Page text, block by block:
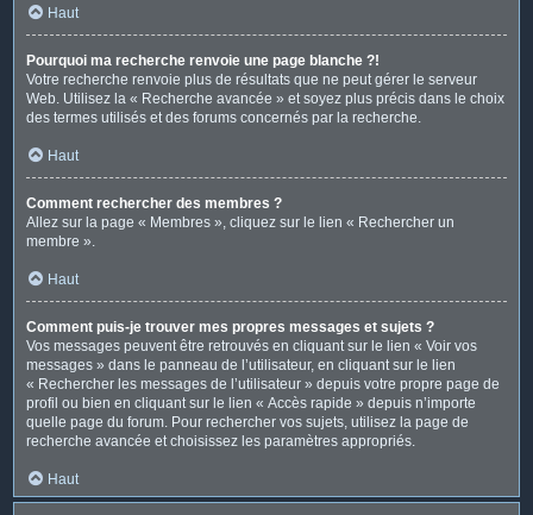
Haut
Pourquoi ma recherche renvoie une page blanche ?!
Votre recherche renvoie plus de résultats que ne peut gérer le serveur
Web. Utilisez la « Recherche avancée » et soyez plus précis dans le choix
des termes utilisés et des forums concernés par la recherche.
Haut
Comment rechercher des membres ?
Allez sur la page « Membres », cliquez sur le lien « Rechercher un
membre ».
Haut
Comment puis-je trouver mes propres messages et sujets ?
Vos messages peuvent être retrouvés en cliquant sur le lien « Voir vos
messages » dans le panneau de l’utilisateur, en cliquant sur le lien
« Rechercher les messages de l’utilisateur » depuis votre propre page de
profil ou bien en cliquant sur le lien « Accès rapide » depuis n’importe
quelle page du forum. Pour rechercher vos sujets, utilisez la page de
recherche avancée et choisissez les paramètres appropriés.
Haut